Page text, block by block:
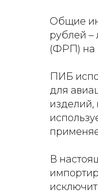
Общие
рублей –
(ФРП) на
ПИБ
для
изделий,
В